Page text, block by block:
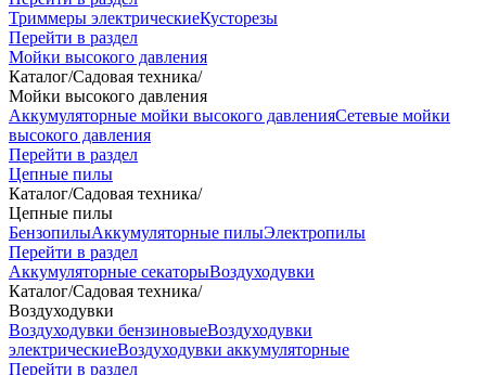
Триммеры электрическиеКусторезы
Перейти в раздел
Мойки высокого давления
Каталог/Садовая техника/
Мойки высокого давления
Аккумуляторные мойки высокого давленияСетевые мойки
высокого давления
Перейти в раздел
Цепные пилы
Каталог/Садовая техника/
Цепные пилы
БензопилыАккумуляторные пилыЭлектропилы
Перейти в раздел
Аккумуляторные секаторыВоздуходувки
Каталог/Садовая техника/
Воздуходувки
Воздуходувки бензиновыеВоздуходувки
электрическиеВоздуходувки аккумуляторные
Перейти в раздел